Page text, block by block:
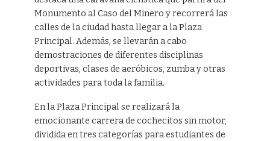
Monumento al Caso del Minero y recorrerá las
calles de la ciudad hasta llegar a la Plaza
Principal. Además, se llevarán a cabo
demostraciones de diferentes disciplinas
deportivas, clases de aeróbicos, zumba y otras
actividades para toda la familia.
En la Plaza Principal se realizará la
emocionante carrera de cochecitos sin motor,
dividida en tres categorías para estudiantes de